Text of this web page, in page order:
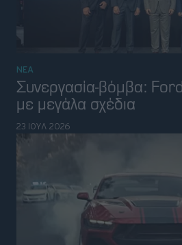
VIRAL
Ο Liam Neeson οδηγεί
Shelby Super Snake στη